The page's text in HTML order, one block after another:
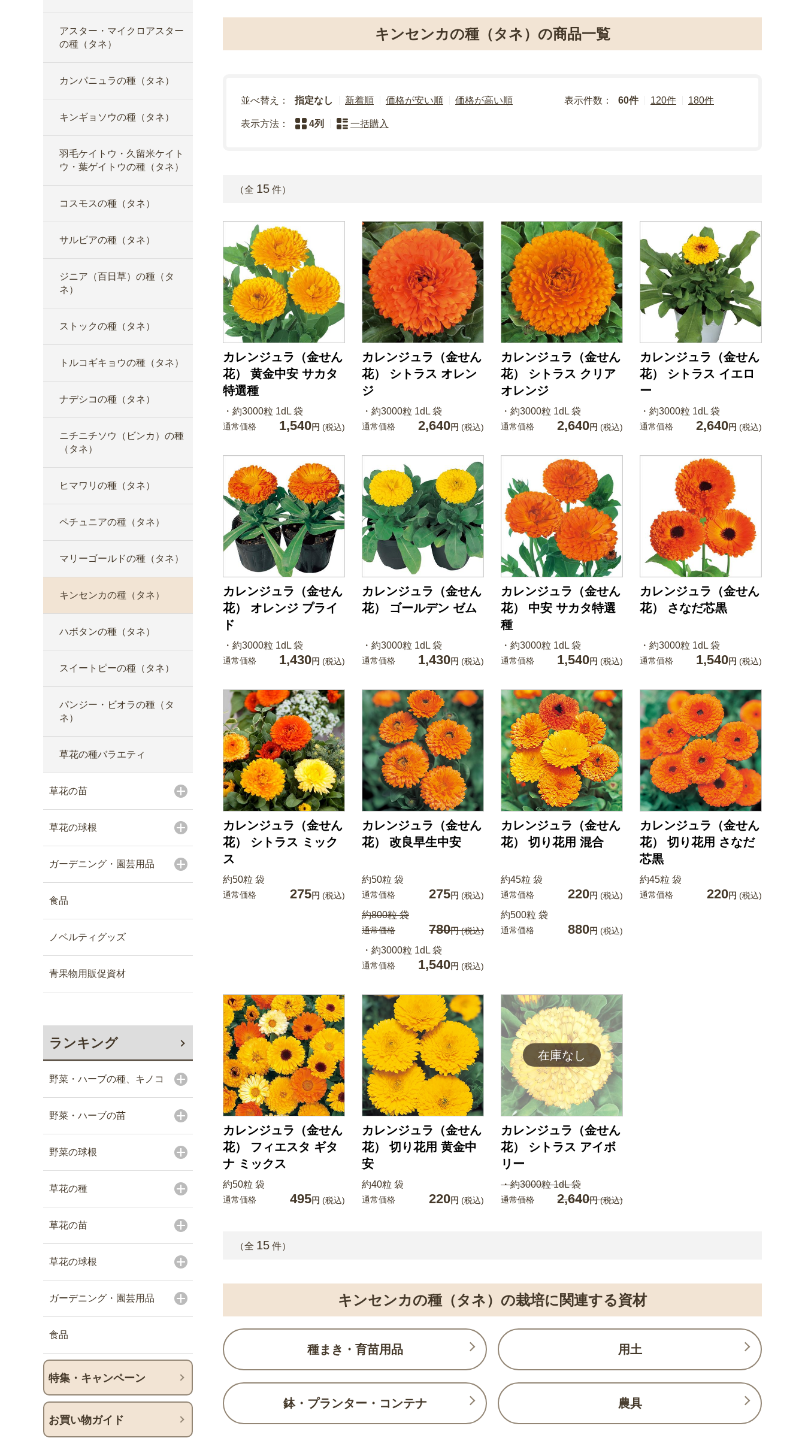
アスター・マイクロアスター
の種（タネ）
カンパニュラの種（タネ）
キンギョソウの種（タネ）
羽毛ケイトウ・久留米ケイト
ウ・葉ゲイトウの種（タネ）
コスモスの種（タネ）
サルビアの種（タネ）
ジニア（百日草）の種（タ
ネ）
ストックの種（タネ）
トルコギキョウの種（タネ）
ナデシコの種（タネ）
ニチニチソウ（ビンカ）の種
（タネ）
ヒマワリの種（タネ）
ペチュニアの種（タネ）
マリーゴールドの種（タネ）
キンセンカの種（タネ）
ハボタンの種（タネ）
スイートピーの種（タネ）
パンジー・ビオラの種（タ
ネ）
草花の種バラエティ
草花の苗
草花の球根
ガーデニング・園芸用品
食品
ノベルティグッズ
青果物用販促資材
ランキング
野菜・ハーブの種、キノコ
野菜・ハーブの苗
野菜の球根
草花の種
草花の苗
草花の球根
ガーデニング・園芸用品
食品
特集・キャンペーン
お買い物ガイド
キンセンカの種（タネ）の商品一覧
並べ替え： 指定なし 新着順 価格が安い順 価格が高い順 表示件数： 60件 120件 180件
表示方法： 4列 一括購入
（全 15 件）
カレンジュラ（金せん
花） 黄金中安 サカタ
特選種
・約3000粒 1dL 袋
通常価格 1,540円 (税込)
カレンジュラ（金せん
花） シトラス オレン
ジ
・約3000粒 1dL 袋
通常価格 2,640円 (税込)
カレンジュラ（金せん
花） シトラス クリア
オレンジ
・約3000粒 1dL 袋
通常価格 2,640円 (税込)
カレンジュラ（金せん
花） シトラス イエロ
ー
・約3000粒 1dL 袋
通常価格 2,640円 (税込)
カレンジュラ（金せん
花） オレンジ プライ
ド
・約3000粒 1dL 袋
通常価格 1,430円 (税込)
カレンジュラ（金せん
花） ゴールデン ゼム
・約3000粒 1dL 袋
通常価格 1,430円 (税込)
カレンジュラ（金せん
花） 中安 サカタ特選
種
・約3000粒 1dL 袋
通常価格 1,540円 (税込)
カレンジュラ（金せん
花） さなだ芯黒
・約3000粒 1dL 袋
通常価格 1,540円 (税込)
カレンジュラ（金せん
花） シトラス ミック
ス
約50粒 袋
通常価格 275円 (税込)
カレンジュラ（金せん
花） 改良早生中安
約50粒 袋
通常価格 275円 (税込)
約800粒 袋
通常価格 780円(税込)
・約3000粒 1dL 袋
通常価格 1,540円 (税込)
カレンジュラ（金せん
花） 切り花用 混合
約45粒 袋
通常価格 220円 (税込)
約500粒 袋
通常価格 880円 (税込)
カレンジュラ（金せん
花） 切り花用 さなだ
芯黒
約45粒 袋
通常価格 220円 (税込)
カレンジュラ（金せん
花） フィエスタ ギタ
ナ ミックス
約50粒 袋
通常価格 495円 (税込)
カレンジュラ（金せん
花） 切り花用 黄金中
安
約40粒 袋
通常価格 220円 (税込)
カレンジュラ（金せん
花） シトラス アイボ
リー
・約3000粒 1dL 袋
通常価格 2,640円(税込)
（全 15 件）
キンセンカの種（タネ）の栽培に関連する資材
種まき・育苗用品 用土
鉢・プランター・コンテナ 農具